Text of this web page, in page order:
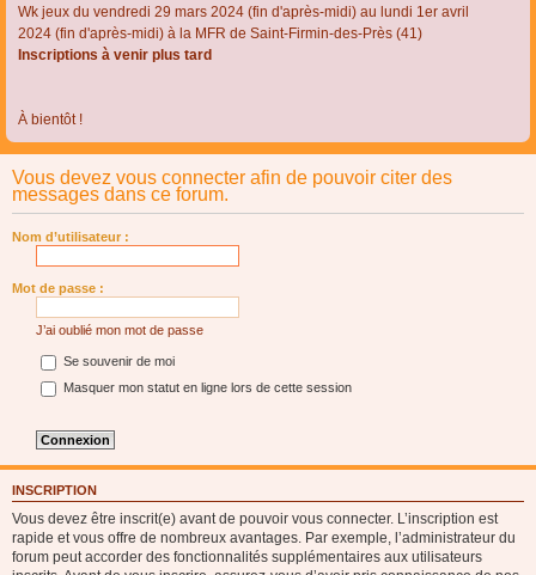
Wk jeux du vendredi 29 mars 2024 (fin d'après-midi) au lundi 1er avril
2024 (fin d'après-midi) à la MFR de Saint-Firmin-des-Près (41)
Inscriptions à venir plus tard
À bientôt !
Vous devez vous connecter afin de pouvoir citer des
messages dans ce forum.
Nom d’utilisateur :
Mot de passe :
J’ai oublié mon mot de passe
Se souvenir de moi
Masquer mon statut en ligne lors de cette session
INSCRIPTION
Vous devez être inscrit(e) avant de pouvoir vous connecter. L’inscription est
rapide et vous offre de nombreux avantages. Par exemple, l’administrateur du
forum peut accorder des fonctionnalités supplémentaires aux utilisateurs